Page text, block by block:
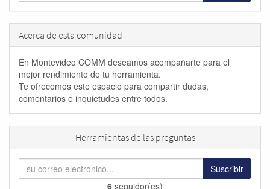
Acerca de esta comunidad
En Montevideo COMM deseamos acompañarte para el
mejor rendimiento de tu herramienta.
Te ofrecemos este espacio para compartir dudas,
comentarios e inquietudes entre todos.
Herramientas de las preguntas
Suscribir
6 seguidor(es)